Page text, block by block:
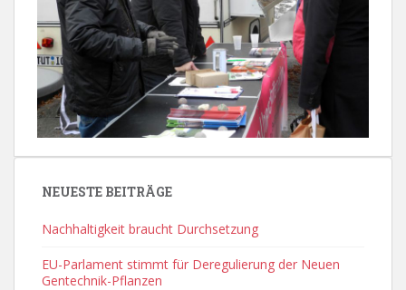
NEUESTE BEITRÄGE
Nachhaltigkeit braucht Durchsetzung
EU-Parlament stimmt für Deregulierung der Neuen
Gentechnik-Pflanzen